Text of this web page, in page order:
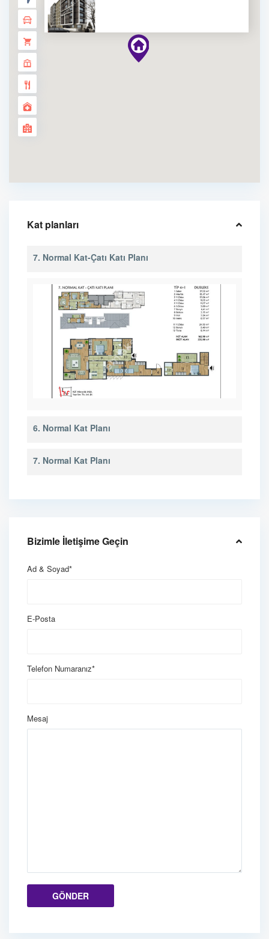
Kat planları
7. Normal Kat-Çatı Katı Planı
6. Normal Kat Planı
7. Normal Kat Planı
Bizimle İletişime Geçin
Ad & Soyad*
E-Posta
Telefon Numaranız*
Mesaj